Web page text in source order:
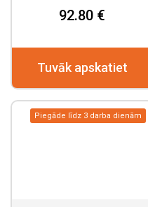
92.80 €
Tuvāk apskatiet
Piegāde līdz 3 darba dienām